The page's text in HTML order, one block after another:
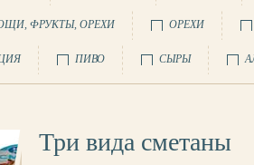
ФРУКТЫ, ОРЕХИ ОРЕХИ
ПИВО СЫРЫ
Три вида сметаны